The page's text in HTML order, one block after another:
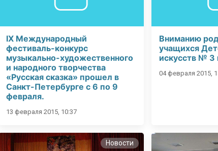
IX Международный
фестиваль-конкурс
музыкально-художественного
и народного творчества
«Русская сказка» прошел в
Санкт-Петербурге с 6 по 9
февраля.
13 февраля 2015, 10:37
Вниманию
учащихся
искусств № 3
04 февраля 2015,
Новости